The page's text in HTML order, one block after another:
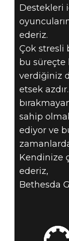
Destekleri
ederiz.
Çok stresli
bu
verdiğiniz
etsek
sahip
ediyor ve
Kendinize
ederiz,
Bethesda